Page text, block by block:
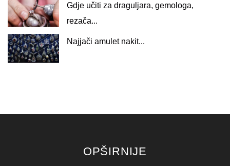
Gdje učiti za draguljara, gemologa,
rezača...
Najjači amulet nakit...
OPŠIRNIJE